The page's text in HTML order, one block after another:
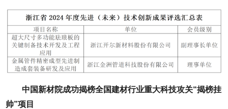
中国新材院成功揭榜全国建材行业重大科技攻关“揭榜挂
帅”项目